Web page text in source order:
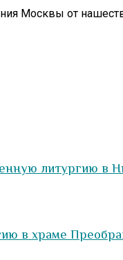
Москвы от
литургию в
в храме